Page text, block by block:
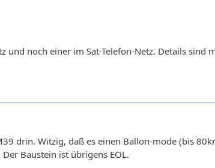
und noch einer im Sat-Telefon-Netz. Details sind
drin. Witzig, daß es einen Ballon-mode (bis
Baustein ist übrigens EOL.